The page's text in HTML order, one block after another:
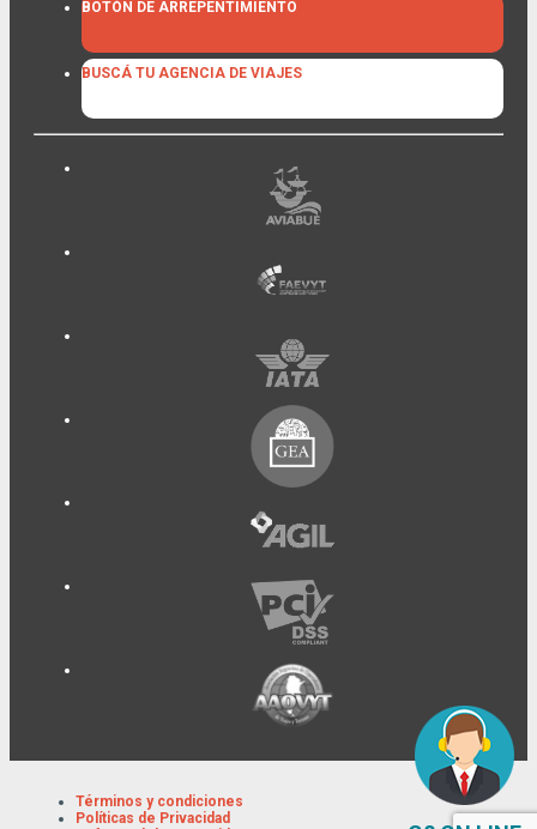
BOTÓN DE ARREPENTIMIENTO
BUSCÁ TU AGENCIA DE VIAJES
Términos y condiciones
Políticas de Privacidad